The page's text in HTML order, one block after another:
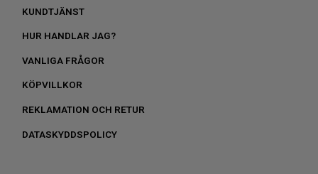
KUNDTJÄNST
HUR HANDLAR JAG?
VANLIGA FRÅGOR
KÖPVILLKOR
REKLAMATION OCH RETUR
DATASKYDDSPOLICY